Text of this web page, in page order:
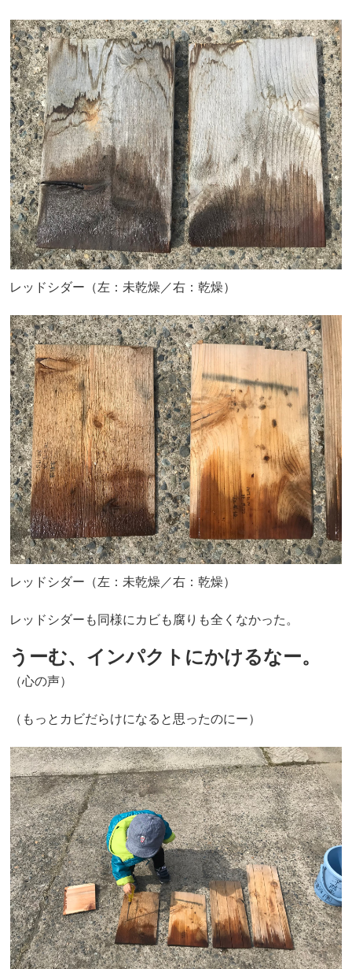
レッドシダー（左：未乾燥／右：乾燥）
レッドシダー（左：未乾燥／右：乾燥）
レッドシダーも同様にカビも腐りも全くなかった。
うーむ、インパクトにかけるなー。
（心の声）
（もっとカビだらけになると思ったのにー）